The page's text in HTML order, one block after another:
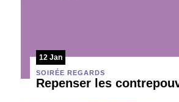
12 Jan
SOIRÉE REGARDS
Repenser les